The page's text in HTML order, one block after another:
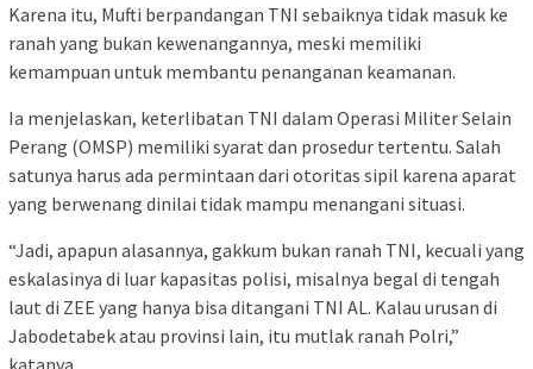
Karena itu, Mufti berpandangan TNI sebaiknya tidak masuk ke
ranah yang bukan kewenangannya, meski memiliki
kemampuan untuk membantu penanganan keamanan.
Ia menjelaskan, keterlibatan TNI dalam Operasi Militer Selain
Perang (OMSP) memiliki syarat dan prosedur tertentu. Salah
satunya harus ada permintaan dari otoritas sipil karena aparat
yang berwenang dinilai tidak mampu menangani situasi.
“Jadi, apapun alasannya, gakkum bukan ranah TNI, kecuali yang
eskalasinya di luar kapasitas polisi, misalnya begal di tengah
laut di ZEE yang hanya bisa ditangani TNI AL. Kalau urusan di
Jabodetabek atau provinsi lain, itu mutlak ranah Polri,”
katanya.